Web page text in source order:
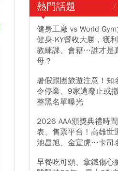
熱門話題 /
健身工廠 vs World
健身-KY營收大勝，獲
教練課、會籍…誰才是
母？
暑假跟團旅遊注意！知
令停業、9家遭廢止或
整黑名單曝光
2026 AAA頒獎典禮時
表、售票平台！高雄世
池昌旭、金宣虎…卡司
早餐吃可頌、拿鐵傷心